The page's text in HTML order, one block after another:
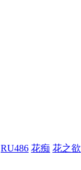
RU486 花痴 花之欲